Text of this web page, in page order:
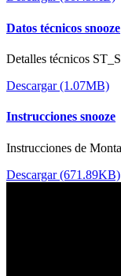
Datos técnicos snooze
Detalles técnicos
Descargar (1.07MB)
Instrucciones snooze
Instrucciones de
Descargar (671.89KB)